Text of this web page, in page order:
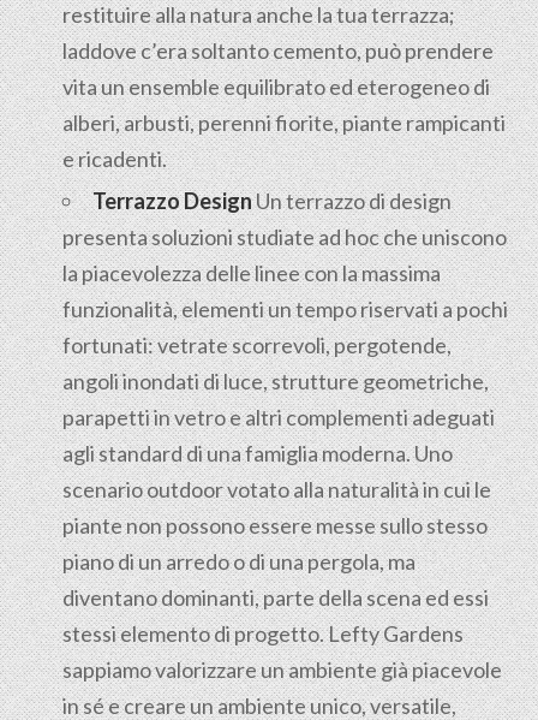
restituire alla natura anche la tua terrazza;
laddove c’era soltanto cemento, può prendere
vita un ensemble equilibrato ed eterogeneo di
alberi, arbusti, perenni fiorite, piante rampicanti
e ricadenti.
Terrazzo DesignUn terrazzo di design
presenta soluzioni studiate ad hoc che uniscono
la piacevolezza delle linee con la massima
funzionalità, elementi un tempo riservati a pochi
fortunati: vetrate scorrevoli, pergotende,
angoli inondati di luce, strutture geometriche,
parapetti in vetro e altri complementi adeguati
agli standard di una famiglia moderna. Uno
scenario outdoor votato alla naturalità in cui le
piante non possono essere messe sullo stesso
piano di un arredo o di una pergola, ma
diventano dominanti, parte della scena ed essi
stessi elemento di progetto. Lefty Gardens
sappiamo valorizzare un ambiente già piacevole
in sé e creare un ambiente unico, versatile,